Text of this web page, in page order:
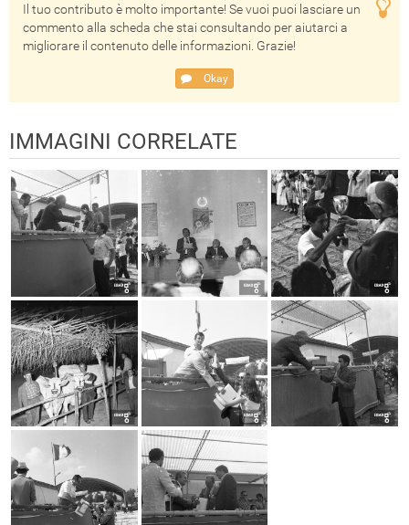
Il tuo contributo è molto importante! Se vuoi puoi lasciare un
commento alla scheda che stai consultando per aiutarci a
migliorare il contenuto delle informazioni. Grazie!
Okay
IMMAGINI CORRELATE